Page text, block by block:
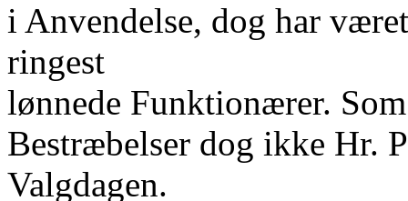
i Anvendelse, dog har
ringest
lønnede Funktionærer.
Bestræbelser dog ikke Hr.
Valgdagen.